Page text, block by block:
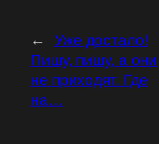
←
Уже достало!
Пишу, пишу, а они
не приходят. Где
на…